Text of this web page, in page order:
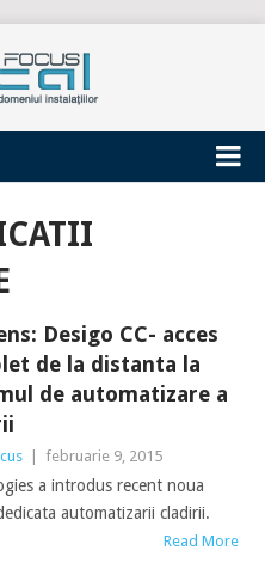
Desigo CC- acces
de la distanta la
de automatizare a
februarie 9, 2015
a introdus recent noua
automatizarii cladirii.
Read More